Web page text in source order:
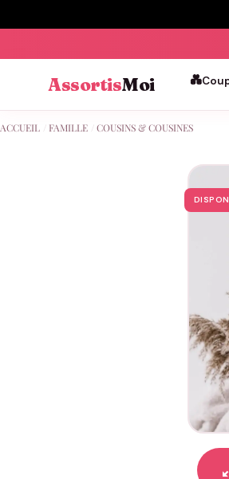
AssortisMoi 💑
ACCUEIL FAMILLE COUSINS & COUSINES